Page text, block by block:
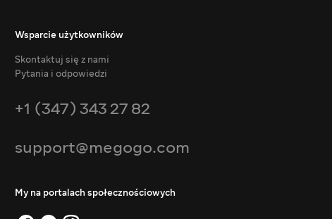
Wsparcie użytkowników
Skontaktuj się z nami
Pytania i odpowiedzi
+1 (347) 343 27 82
support@megogo.com
My na portalach społecznościowych